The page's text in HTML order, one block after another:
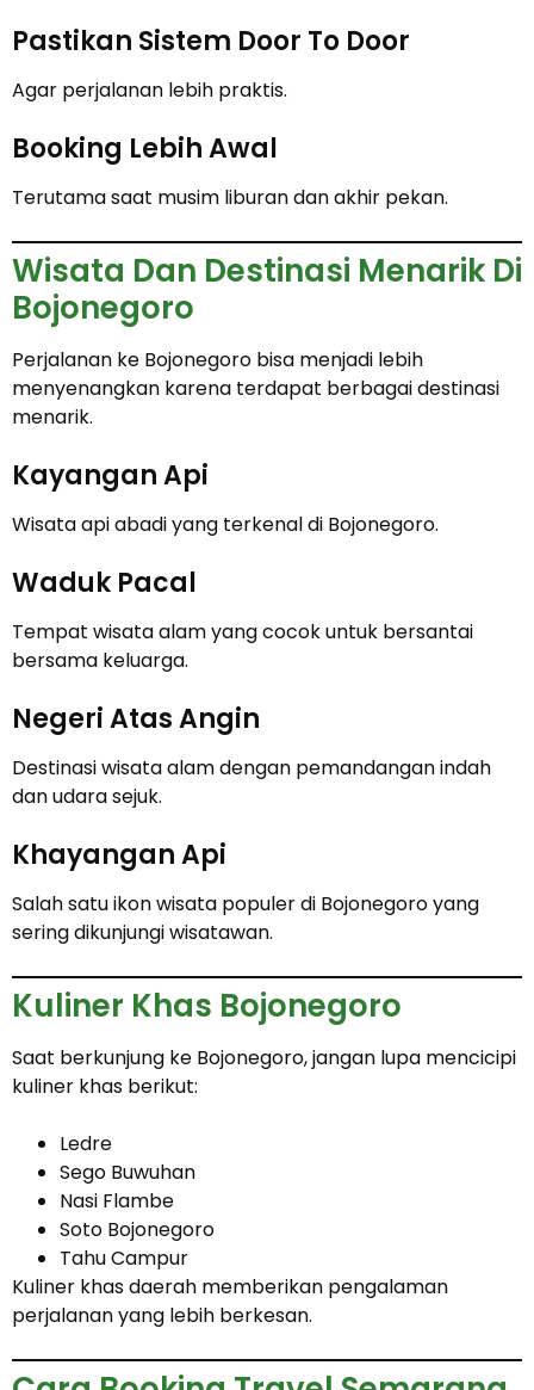
Pastikan Sistem Door To Door
Agar perjalanan lebih praktis.
Booking Lebih Awal
Terutama saat musim liburan dan akhir pekan.
Wisata Dan Destinasi Menarik Di
Bojonegoro
Perjalanan ke Bojonegoro bisa menjadi lebih
menyenangkan karena terdapat berbagai destinasi
menarik.
Kayangan Api
Wisata api abadi yang terkenal di Bojonegoro.
Waduk Pacal
Tempat wisata alam yang cocok untuk bersantai
bersama keluarga.
Negeri Atas Angin
Destinasi wisata alam dengan pemandangan indah
dan udara sejuk.
Khayangan Api
Salah satu ikon wisata populer di Bojonegoro yang
sering dikunjungi wisatawan.
Kuliner Khas Bojonegoro
Saat berkunjung ke Bojonegoro, jangan lupa mencicipi
kuliner khas berikut:
Ledre
Sego Buwuhan
Nasi Flambe
Soto Bojonegoro
Tahu Campur
Kuliner khas daerah memberikan pengalaman
perjalanan yang lebih berkesan.